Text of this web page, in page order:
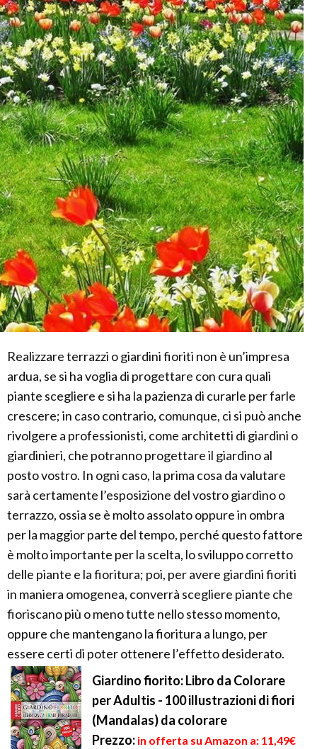
Realizzare terrazzi o giardini fioriti non è un’impresa
ardua, se si ha voglia di progettare con cura quali
piante scegliere e si ha la pazienza di curarle per farle
crescere; in caso contrario, comunque, ci si può anche
rivolgere a professionisti, come architetti di giardini o
giardinieri, che potranno progettare il giardino al
posto vostro. In ogni caso, la prima cosa da valutare
sarà certamente l’esposizione del vostro giardino o
terrazzo, ossia se è molto assolato oppure in ombra
per la maggior parte del tempo, perché questo fattore
è molto importante per la scelta, lo sviluppo corretto
delle piante e la fioritura; poi, per avere giardini fioriti
in maniera omogenea, converrà scegliere piante che
fioriscano più o meno tutte nello stesso momento,
oppure che mantengano la fioritura a lungo, per
essere certi di poter ottenere l’effetto desiderato.
Giardino fiorito: Libro da Colorare
per Adultis - 100 illustrazioni di fiori
(Mandalas) da colorare
Prezzo: in offerta su Amazon a: 11,49€